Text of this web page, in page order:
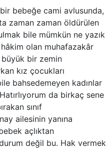
bebeğe cami avlusunda,
zaman zaman öldürülen
bile mümkün ne yazık
olan muhafazakâr
büyük bir zemin
kız çocukları
bahsedemeyen kadınlar
da birkaç sene
sınıf
ailesinin yanına
açlıktan
değil bu. Hak vermek